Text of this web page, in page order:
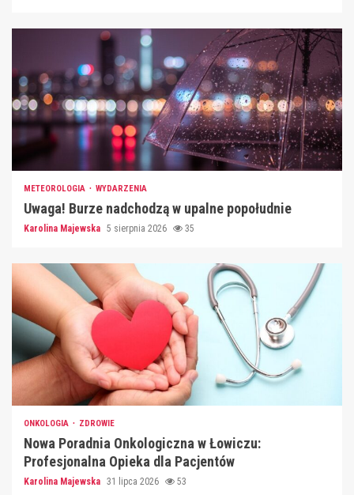
METEOROLOGIA WYDARZENIA
Uwaga! Burze nadchodzą w upalne popołudnie
Karolina Majewska 5 sierpnia 2026 35
ONKOLOGIA ZDROWIE
Nowa Poradnia Onkologiczna w Łowiczu:
Profesjonalna Opieka dla Pacjentów
Karolina Majewska 31 lipca 2026 53